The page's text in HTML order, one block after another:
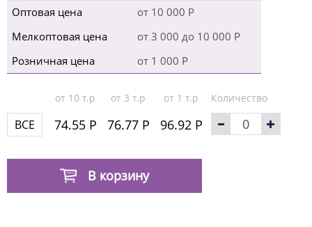
Оптовая цена
от 10 000 Р
Мелкоптовая цена
от 3 000 до 10 000 Р
Розничная цена
от 1 000 Р
от 10 т.р от 3 т.р от 1 т.р Количество
ВСЕ 74.55 Р 76.77 Р 96.92 Р
В корзину